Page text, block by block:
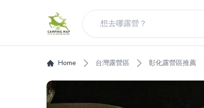
Home 台灣露營區 彰化露營區推薦